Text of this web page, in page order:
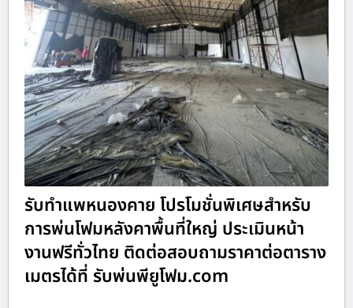
รับทำแพหนองคาย โปรโมชั่นพิเศษสำหรับ
การพ่นโฟมหลังคาพื้นที่ใหญ่ ประเมินหน้า
งานฟรีทั่วไทย ติดต่อสอบถามราคาต่อตาราง
เมตรได้ที่ รับพ่นพียูโฟม.com